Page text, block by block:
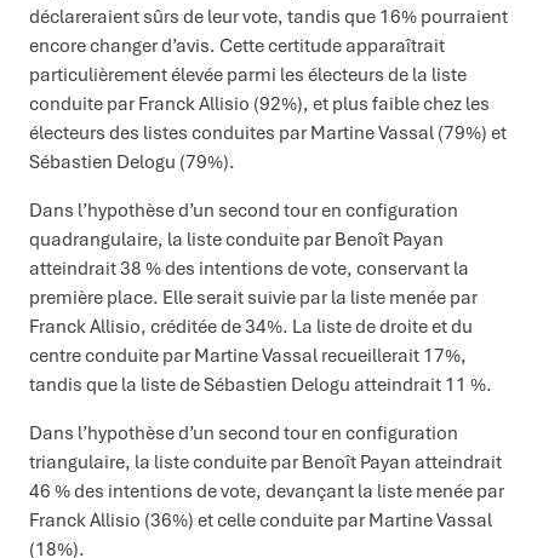
déclareraient sûrs de leur vote, tandis que 16% pourraient
encore changer d’avis. Cette certitude apparaîtrait
particulièrement élevée parmi les électeurs de la liste
conduite par Franck Allisio (92%), et plus faible chez les
électeurs des listes conduites par Martine Vassal (79%) et
Sébastien Delogu (79%).
Dans l’hypothèse d’un second tour en configuration
quadrangulaire, la liste conduite par Benoît Payan
atteindrait 38 % des intentions de vote, conservant la
première place. Elle serait suivie par la liste menée par
Franck Allisio, créditée de 34%. La liste de droite et du
centre conduite par Martine Vassal recueillerait 17%,
tandis que la liste de Sébastien Delogu atteindrait 11 %.
Dans l’hypothèse d’un second tour en configuration
triangulaire, la liste conduite par Benoît Payan atteindrait
46 % des intentions de vote, devançant la liste menée par
Franck Allisio (36%) et celle conduite par Martine Vassal
(18%).